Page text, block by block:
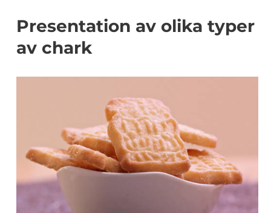
Presentation av olika typer
av chark